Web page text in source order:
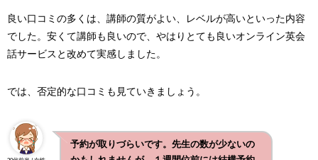
良い口コミの多くは、講師の質がよい、レベルが高いといった内容
でした。安くて講師も良いので、やはりとても良いオンライン英会
話サービスと改めて実感しました。
では、否定的な口コミも見ていきましょう。
予約が取りづらいです。先生の数が少ないの